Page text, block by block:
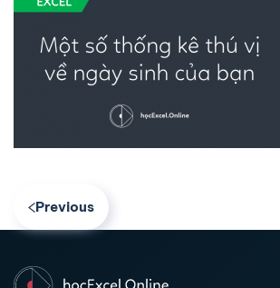
Previous